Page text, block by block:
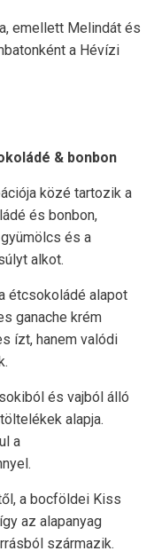
emellett Melindát és
a Hévízi
& bonbon
közé tartozik a
és bonbon,
és a
alkot.
étcsokoládé alapot
ganache krém
ízt, hanem valódi
és vajból álló
alapja.
a
a bocföldei Kiss
az alapanyag
származik.